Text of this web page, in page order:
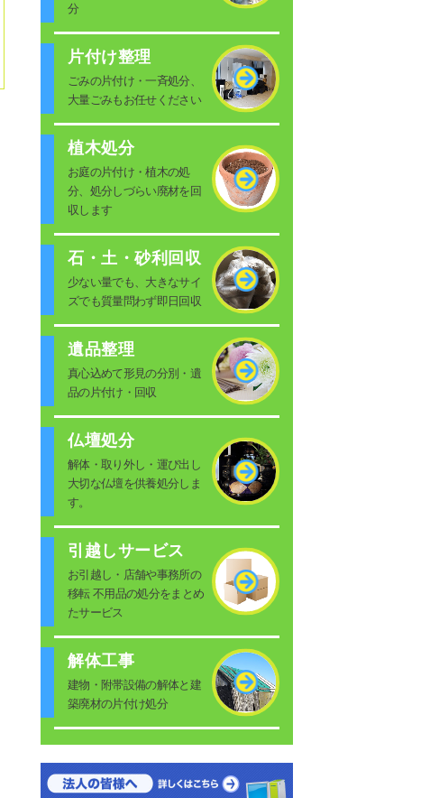
分
片付け整理
ごみの片付け・一斉処分、
大量ごみもお任せください
植木処分
お庭の片付け・植木の処
分、処分しづらい廃材を回
収します
石・土・砂利回収
少ない量でも、大きなサイ
ズでも質量問わず即日回収
遺品整理
真心込めて形見の分別・遺
品の片付け・回収
仏壇処分
解体・取り外し・運び出し
大切な仏壇を供養処分しま
す。
引越しサービス
お引越し・店舗や事務所の
移転 不用品の処分をまとめ
たサービス
解体工事
建物・附帯設備の解体と建
築廃材の片付け処分